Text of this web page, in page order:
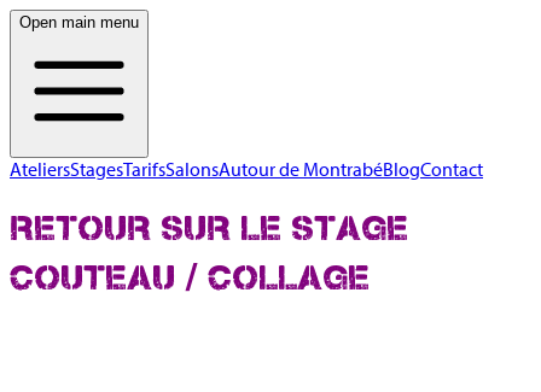
Open main menu
AteliersStagesTarifsSalonsAutour de MontrabéBlogContact
RETOUR SUR LE STAGE
COUTEAU / COLLAGE